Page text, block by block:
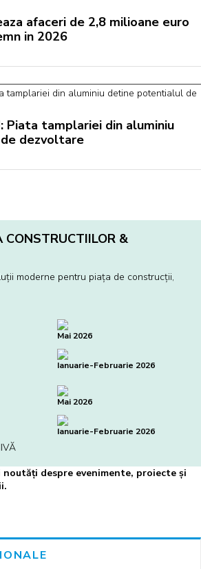
afaceri de 2,8 milioane euro
in 2026
Piata tamplariei din aluminiu
dezvoltare
&
moderne pentru piaţa de construcţii,
Mai 2026
Ianuarie-Februarie 2026
Mai 2026
Ianuarie-Februarie 2026
despre evenimente, proiecte și